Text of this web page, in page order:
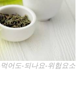
어도-되나요-위험요소